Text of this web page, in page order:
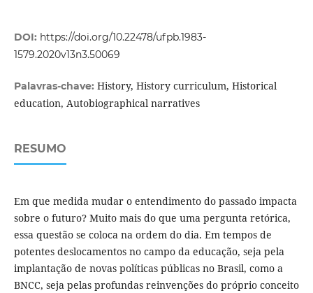
DOI: https://doi.org/10.22478/ufpb.1983-
1579.2020v13n3.50069
Palavras-chave: History, History curriculum, Historical
education, Autobiographical narratives
RESUMO
Em que medida mudar o entendimento do passado impacta
sobre o futuro? Muito mais do que uma pergunta retórica,
essa questão se coloca na ordem do dia. Em tempos de
potentes deslocamentos no campo da educação, seja pela
implantação de novas políticas públicas no Brasil, como a
BNCC, seja pelas profundas reinvenções do próprio conceito